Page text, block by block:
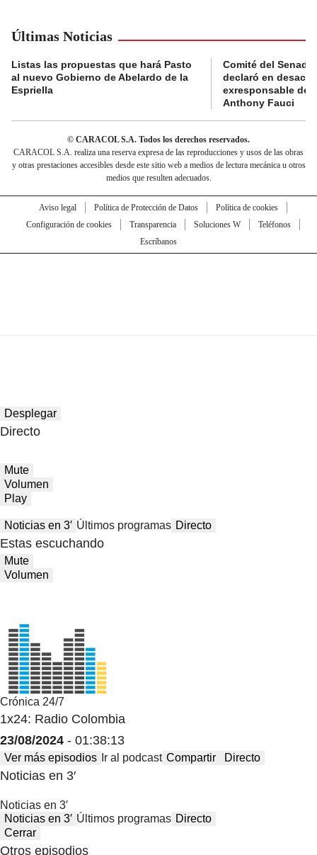
Últimas Noticias
Listas las propuestas que hará Pasto
al nuevo Gobierno de Abelardo de la
Espriella
Comité del Senado
declaró en
exresponsable de
Anthony Fauci
© CARACOL S.A. Todos los derechos reservados.
CARACOL S.A. realiza una reserva expresa de las reproducciones y usos de las obras
y otras prestaciones accesibles desde este sitio web a medios de lectura mecánica u otros
medios que resulten adecuados.
Aviso legal Política de Protección de Datos
Política de cookies
Configuración de cookies
Transparencia Soluciones W
Teléfonos
Escríbanos
Desplegar
Directo
Mute
Volumen
Play
Noticias en 3′ Últimos programas Directo
Estas escuchando
Mute
Volumen
Crónica 24/7
1x24: Radio Colombia
23/08/2024 - 01:38:13
Ver más episodios Ir al podcast Compartir Directo
Noticias en 3′
Noticias en 3′
Noticias en 3′ Últimos programas Directo
Cerrar
Otros episodios